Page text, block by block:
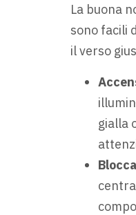
La buona
sono facili
il verso
gialla